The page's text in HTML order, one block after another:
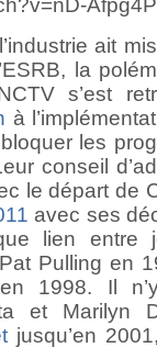
ait
la
s’est
à
les
conseil
le départ de
avec ses
lien entre
Pulling en
1998. Il
et Marilyn
jusqu’en